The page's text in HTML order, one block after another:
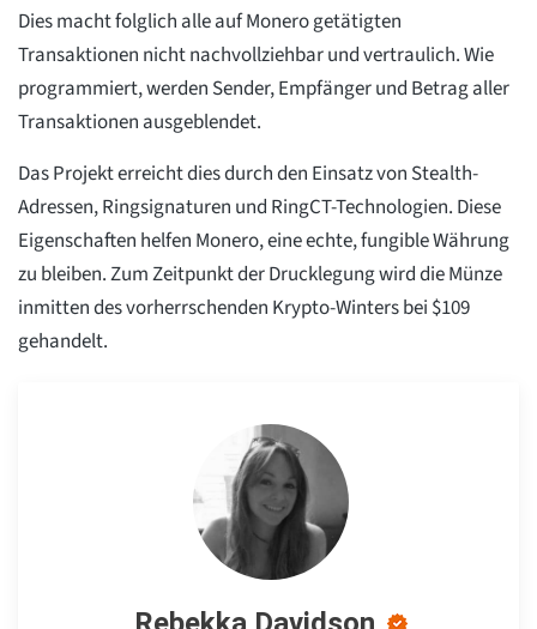
Dies macht folglich alle auf Monero getätigten
Transaktionen nicht nachvollziehbar und vertraulich. Wie
programmiert, werden Sender, Empfänger und Betrag aller
Transaktionen ausgeblendet.
Das Projekt erreicht dies durch den Einsatz von Stealth-
Adressen, Ringsignaturen und RingCT-Technologien. Diese
Eigenschaften helfen Monero, eine echte, fungible Währung
zu bleiben. Zum Zeitpunkt der Drucklegung wird die Münze
inmitten des vorherrschenden Krypto-Winters bei $109
gehandelt.